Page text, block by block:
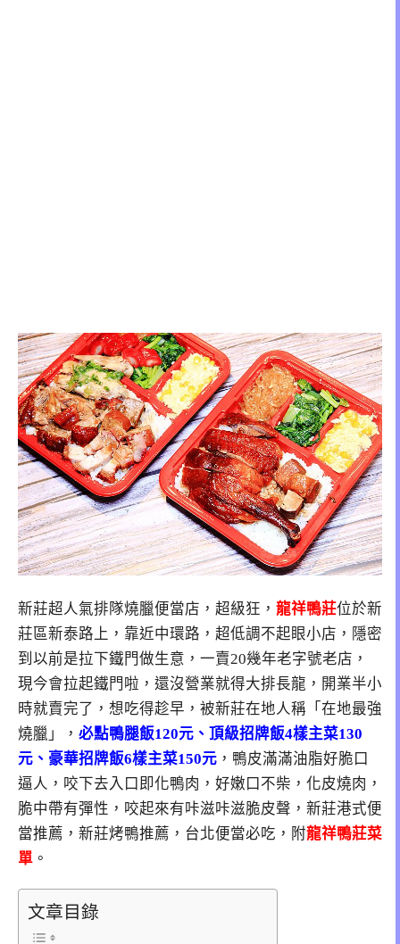
新莊超人氣排隊燒臘便當店，超級狂， 龍祥鴨莊位於新
莊區新泰路上，靠近中環路，超低調不起眼小店，隱密
到以前是拉下鐵門做生意，一賣20幾年老字號老店，
現今會拉起鐵門啦，還沒營業就得大排長龍，開業半小
時就賣完了，想吃得趁早，被新莊在地人稱「在地最強
燒臘」， 必點鴨腿飯120元、頂級招牌飯4樣主菜130
元、豪華招牌飯6樣主菜150元 ，鴨皮滿滿油脂好脆口
逼人，咬下去入口即化鴨肉，好嫩口不柴，化皮燒肉，
脆中帶有彈性，咬起來有咔滋咔滋脆皮聲，新莊港式便
當推薦，新莊烤鴨推薦，台北便當必吃，附龍祥鴨莊菜
單 。
文章目錄